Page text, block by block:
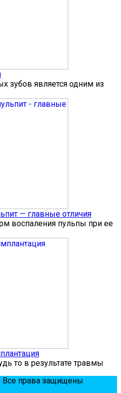
зубов является одним из
— главные отличия
воспаления пульпы при ее
то в результате травмы
Все права защищены